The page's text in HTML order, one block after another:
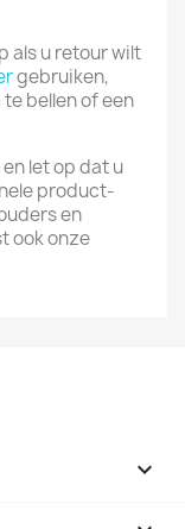
als u retour wilt
gebruiken,
bellen of een
let op dat u
product-
en
ook onze
